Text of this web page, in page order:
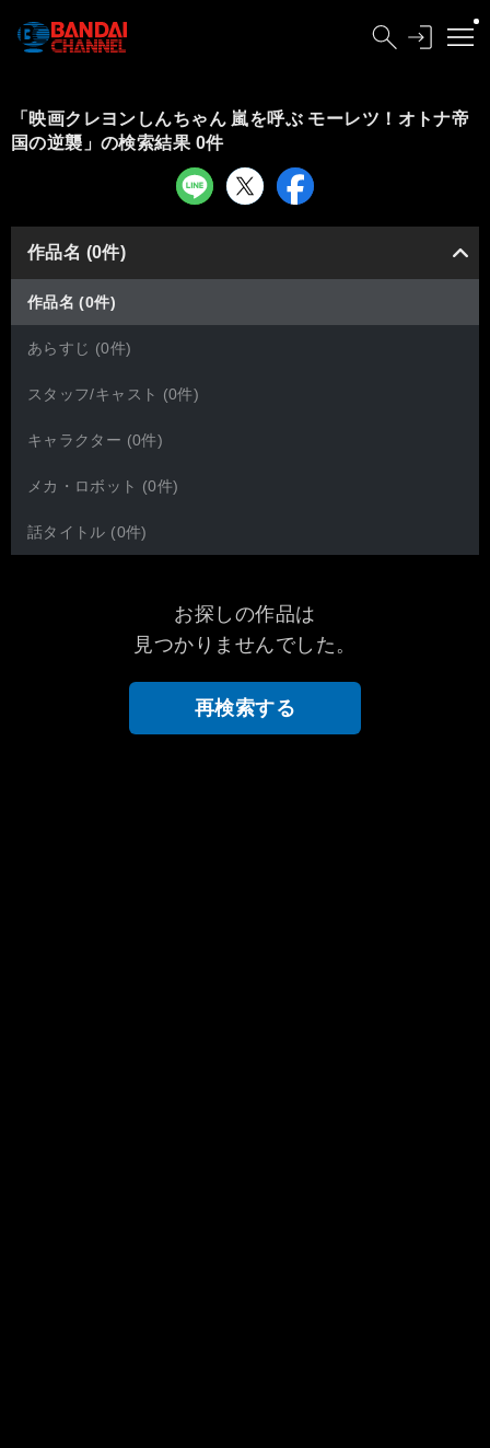
「映画クレヨンしんちゃん 嵐を呼ぶ モーレツ！オトナ帝
国の逆襲」の検索結果 0件
作品名 (0件)
作品名 (0件)
あらすじ (0件)
スタッフ/キャスト (0件)
キャラクター (0件)
メカ・ロボット (0件)
話タイトル (0件)
お探しの作品は
見つかりませんでした。
再検索する